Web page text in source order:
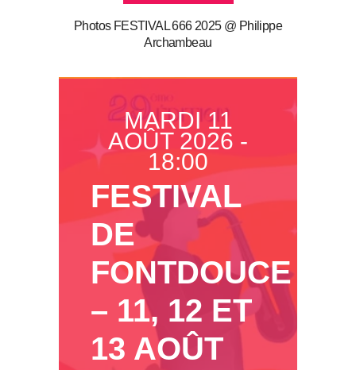
Photos FESTIVAL 666 2025 @ Philippe
Archambeau
MARDI 11
AOÛT 2026 -
18:00
FESTIVAL
DE
FONTDOUCE
– 11, 12 ET
13 AOÛT